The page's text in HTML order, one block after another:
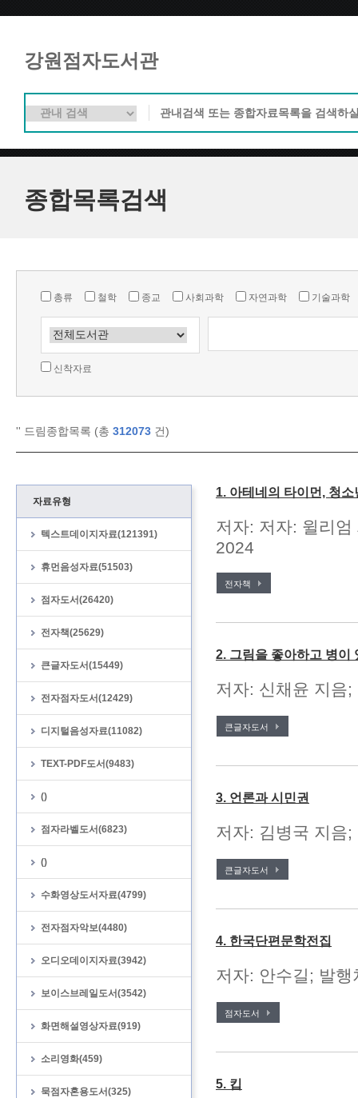
강원점자도서관
종합목록검색
총류 철학 종교 사회과학 자연과학 기술과학
신착자료
'' 드림종합목록 (총 312073 건)
자료유형
텍스트데이지자료(121391)
휴먼음성자료(51503)
점자도서(26420)
전자책(25629)
큰글자도서(15449)
전자점자도서(12429)
디지털음성자료(11082)
TEXT-PDF도서(9483)
()
점자라벨도서(6823)
()
수화영상도서자료(4799)
전자점자악보(4480)
오디오데이지자료(3942)
보이스브레일도서(3542)
화면해설영상자료(919)
소리영화(459)
묵점자혼용도서(325)
1. 아테네의 타이먼, 청
저자: 저자: 윌리
2024
전자책
2. 그림을 좋아하고 병이
저자: 신채윤 지음
큰글자도서
3. 언론과 시민권
저자: 김병국 지음
큰글자도서
4. 한국단편문학전집
저자: 안수길; 발
점자도서
5. 킵